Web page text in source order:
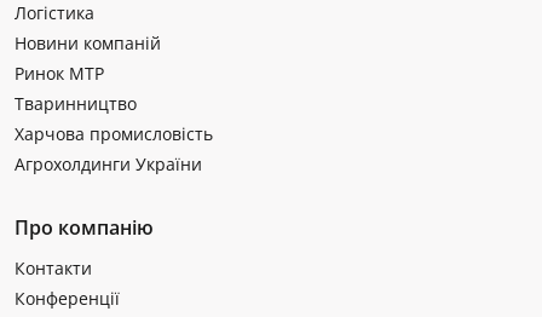
Логістика
Новини компаній
Ринок МТР
Тваринництво
Харчова промисловість
Агрохолдинги України
Про компанію
Контакти
Конференції